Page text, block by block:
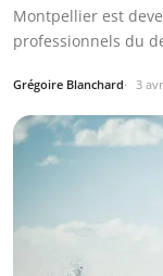
Montpellier est
professionnels du
Grégoire Blanchard 3